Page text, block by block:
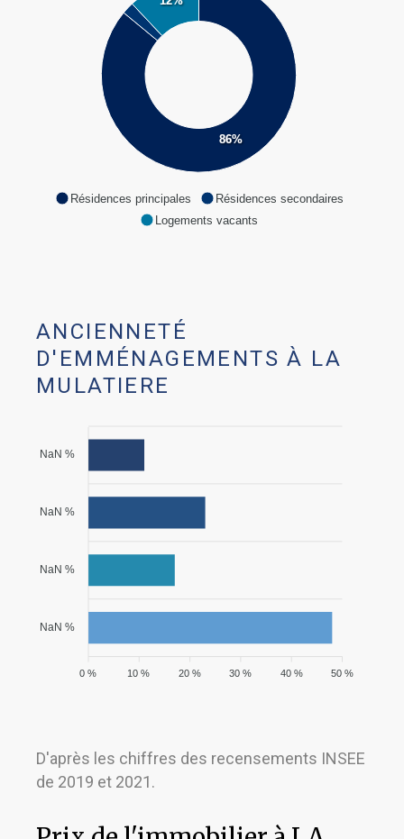
86%
Résidences principales
Résidences secondaires
Logements vacants
ANCIENNETÉ
D'EMMÉNAGEMENTS À LA
MULATIERE
NaN %
NaN %
NaN %
NaN %
50 %
40 %
30 %
20 %
10 %
0 %
D'après les chiffres des recensements INSEE
de 2019 et 2021.